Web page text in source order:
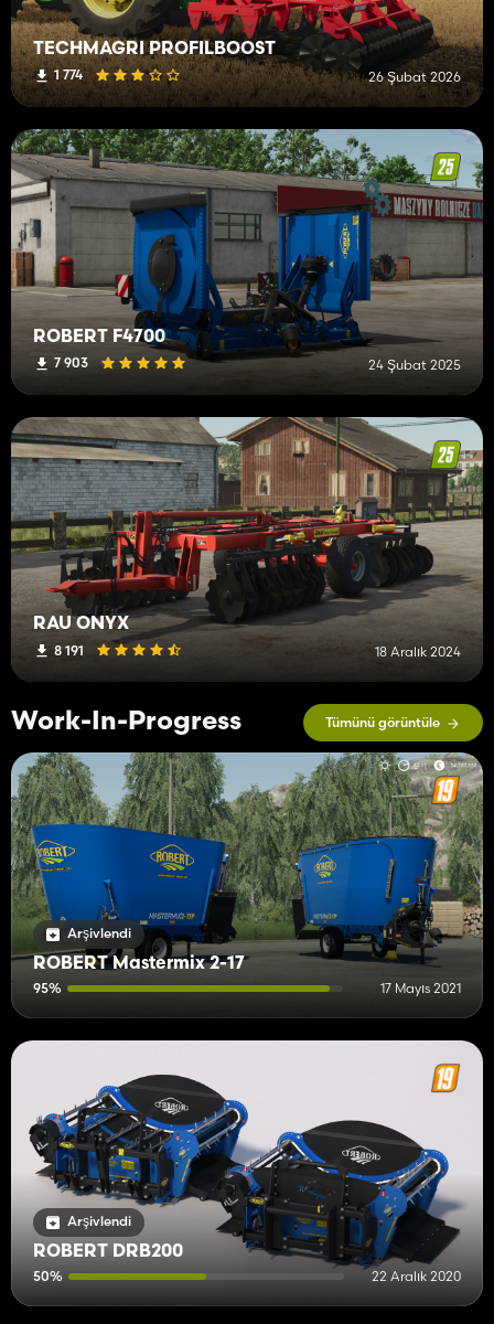
TECHMAGRI PROFILBOOST
1 774 26 Şubat 2026
ROBERT F4700
7 903 24 Şubat 2025
RAU ONYX
8 191 18 Aralık 2024
Work-In-Progress Tümünü görüntüle
Arşivlendi
ROBERT Mastermix 2-17
95% 17 Mayıs 2021
Arşivlendi
ROBERT DRB200
50% 22 Aralık 2020